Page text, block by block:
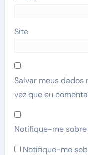
Site
Salvar meus
vez que eu
Notifique-me
Notifique-me